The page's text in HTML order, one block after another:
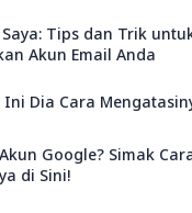
Tips dan Trik
Akun Email Anda
Ini Dia Cara
Google? Simak
di Sini!